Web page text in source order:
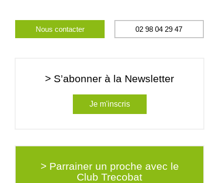
Nous contacter 02 98 04 29 47
> S’abonner à la Newsletter
Je m'inscris
> Parrainer un proche avec le
Club Trecobat